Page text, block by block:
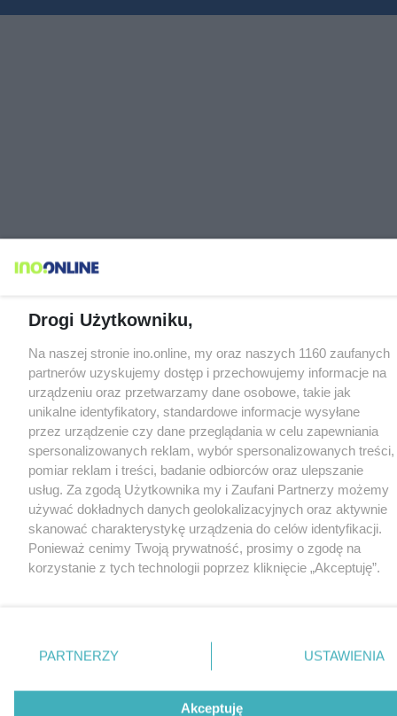
Drogi Użytkowniku,
Na naszej stronie ino.online, my oraz naszych 1160 zaufanych
partnerów uzyskujemy dostęp i przechowujemy informacje na
urządzeniu oraz przetwarzamy dane osobowe, takie jak
unikalne identyfikatory, standardowe informacje wysyłane
przez urządzenie czy dane przeglądania w celu zapewniania
spersonalizowanych reklam, wybór spersonalizowanych treści,
pomiar reklam i treści, badanie odbiorców oraz ulepszanie
usług. Za zgodą Użytkownika my i Zaufani Partnerzy możemy
używać dokładnych danych geolokalizacyjnych oraz aktywnie
skanować charakterystykę urządzenia do celów identyfikacji.
Ponieważ cenimy Twoją prywatność, prosimy o zgodę na
korzystanie z tych technologii poprzez kliknięcie „Akceptuję”.
nie wymagają zgody użytkownika, ale masz prawo sprzeciwić
się takiemu przetwarzaniu. Preferencje będą miały
PARTNERZY USTAWIENIA
Akceptuję